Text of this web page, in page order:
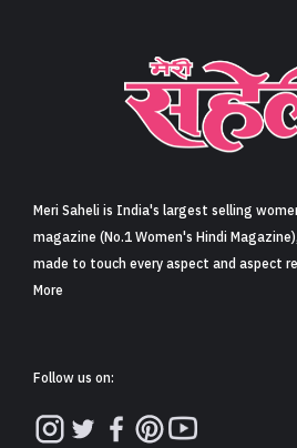
Meri Saheli is India's largest selling
magazine (No.1 Women's Hindi
made to touch every aspect and aspect
More
Follow us on: